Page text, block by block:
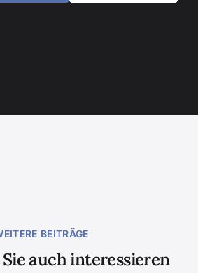
BEITRÄGE
auch interessieren